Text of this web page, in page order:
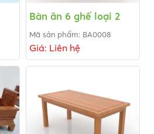
Bàn ăn 6 ghế loại 2
Mã sản phẩm: BA0008
Giá: Liên hệ